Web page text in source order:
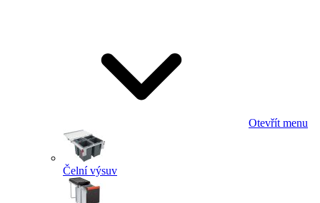
Otevřít menu
Čelní výsuv